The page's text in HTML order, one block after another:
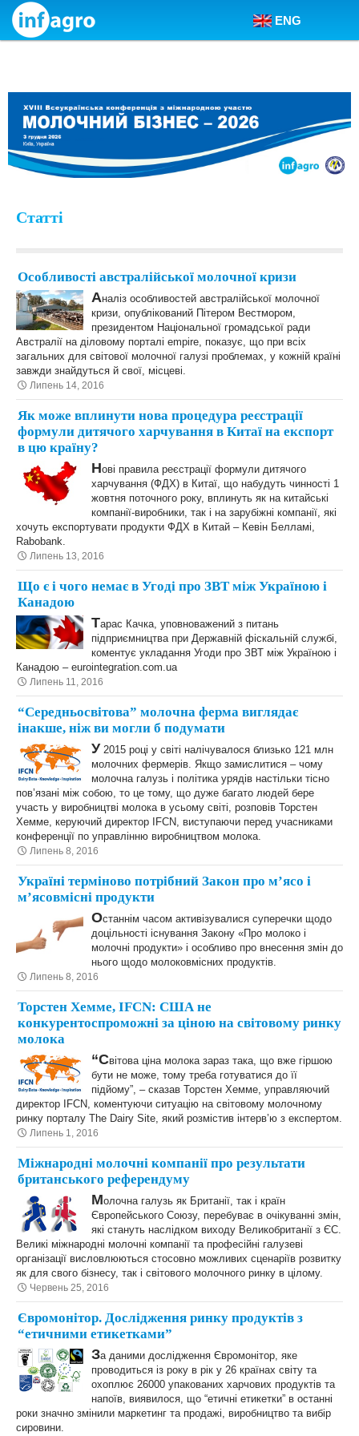
Skip to content
ENG
Статті
Особливості австралійської молочної кризи
Аналіз особливостей австралійської молочної
кризи, опублікований Пітером Вестмором,
президентом Національної громадської ради
Австралії на діловому порталі empire, показує, що при всіх
загальних для світової молочної галузі проблемах, у кожній країні
завжди знайдуться й свої, місцеві.
Липень 14, 2016
Як може вплинути нова процедура реєстрації
формули дитячого харчування в Китаї на експорт
в цю країну?
Нові правила реєстрації формули дитячого
харчування (ФДХ) в Китаї, що набудуть чинності 1
жовтня поточного року, вплинуть як на китайські
компанії-виробники, так і на зарубіжні компанії, які
хочуть експортувати продукти ФДХ в Китай – Кевін Белламі,
Rabobank.
Липень 13, 2016
Що є і чого немає в Угоді про ЗВТ між Україною і
Канадою
Тарас Качка, уповноважений з питань
підприємництва при Державній фіскальній службі,
коментує укладання Угоди про ЗВТ між Україною і
Канадою – eurointegration.com.ua
Липень 11, 2016
“Середньосвітова” молочна ферма виглядає
інакше, ніж ви могли б подумати
У 2015 році у світі налічувалося близько 121 млн
молочних фермерів. Якщо замислитися – чому
молочна галузь і політика урядів настільки тісно
пов’язані між собою, то це тому, що дуже багато людей бере
участь у виробництві молока в усьому світі, розповів Торстен
Хемме, керуючий директор IFCN, виступаючи перед учасниками
конференції по управлінню виробництвом молока.
Липень 8, 2016
Україні терміново потрібний Закон про м’ясо і
м’ясовмісні продукти
Останнім часом активізувалися суперечки щодо
доцільності існування Закону «Про молоко і
молочні продукти» і особливо про внесення змін до
нього щодо молоковмісних продуктів.
Липень 8, 2016
Торстен Хемме, IFCN: США не
конкурентоспроможні за ціною на світовому ринку
молока
“Світова ціна молока зараз така, що вже гіршою
бути не може, тому треба готуватися до її
підйому”, – сказав Торстен Хемме, управляючий
директор IFCN, коментуючи ситуацію на світовому молочному
ринку порталу The Dairy Site, який розмістив інтерв’ю з експертом.
Липень 1, 2016
Міжнародні молочні компанії про результати
британського референдуму
Молочна галузь як Британії, так і країн
Європейського Союзу, перебуває в очікуванні змін,
які стануть наслідком виходу Великобританії з ЄС.
Великі міжнародні молочні компанії та професійні галузеві
організації висловлюються стосовно можливих сценаріїв розвитку
як для свого бізнесу, так і світового молочного ринку в цілому.
Червень 25, 2016
​Євромонітор. Дослідження ринку продуктів з
“етичними етикетками”​
За даними дослідження Євромонітор, яке
проводиться із року в рік у 26 країнах світу та
охоплює 26000 упакованих харчових продуктів та
напоїв, виявилося, що “етичні етикетки” в останні
роки значно змінили маркетинг та продажі, виробництво та вибір
сировини.